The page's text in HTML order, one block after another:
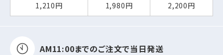
1,210円 1,980円 2,200円
AM11:00までのご注文で当日発送